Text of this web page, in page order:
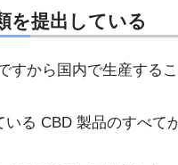
を提出している
すから国内で生産するこ
いる CBD 製品のすべて